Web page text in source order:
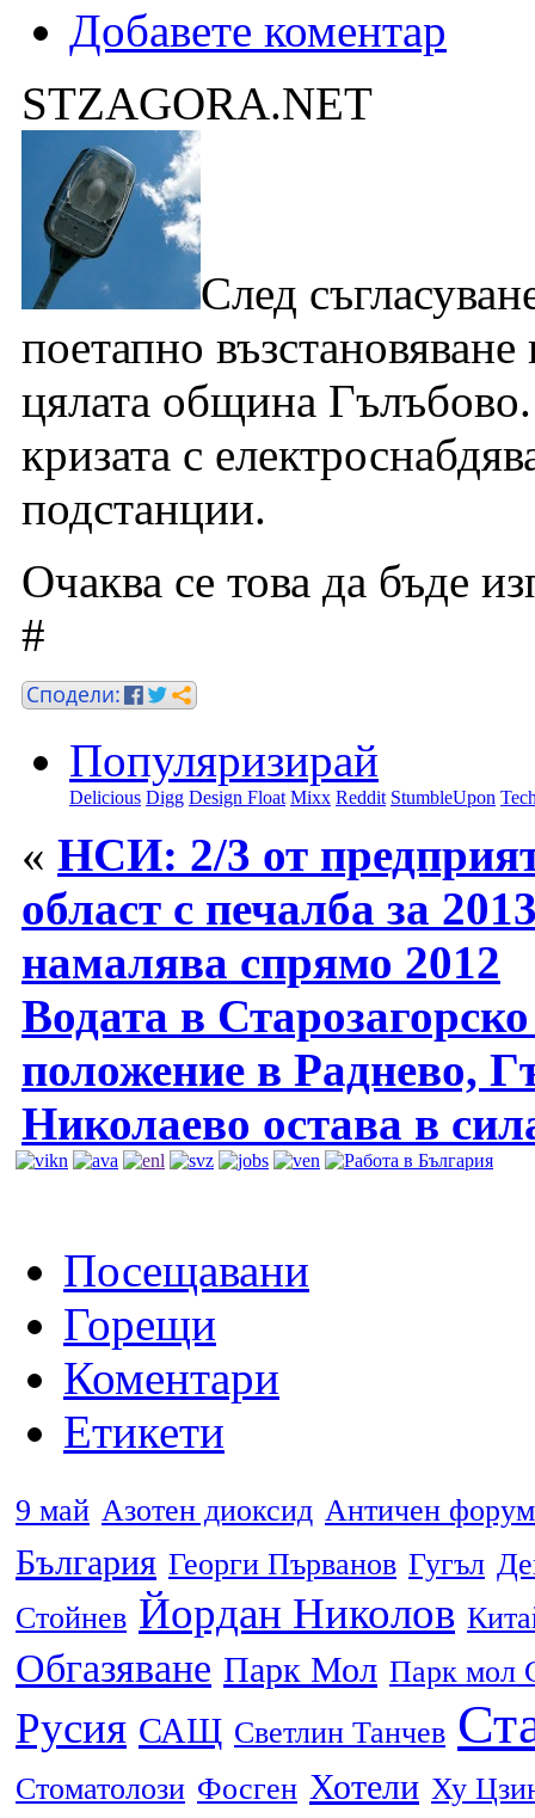
Добавете коментар
STZAGORA.NET
След
поетапно
цялата община
кризата с
подстанции.
Очаква се това да бъде
#
Популяризирай
Delicious Digg Design Float Mixx Reddit StumbleUpon
« НСИ: 2/3 от
област с печалба за
намалява спрямо 2012
Водата в
положение в Раднево,
Николаево остава в
Посещавани
Горещи
Коментари
Етикети
9 май Азотен диоксид Античен форум
България Георги Първанов Гугъл
Стойнев Йордан Николов
Обгазяване Парк Мол Парк мол
Русия САЩ Светлин Танчев
Стоматолози Фосген Хотели Ху